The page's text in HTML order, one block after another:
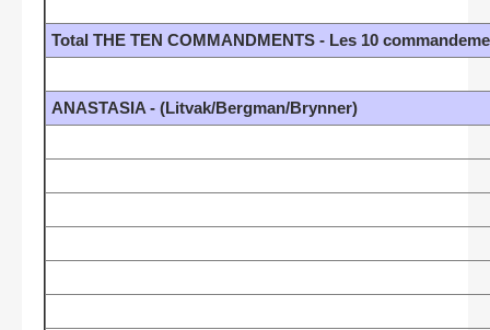
Total THE TEN COMMANDMENTS - Les 10
ANASTASIA - (Litvak/Bergman/Brynner)